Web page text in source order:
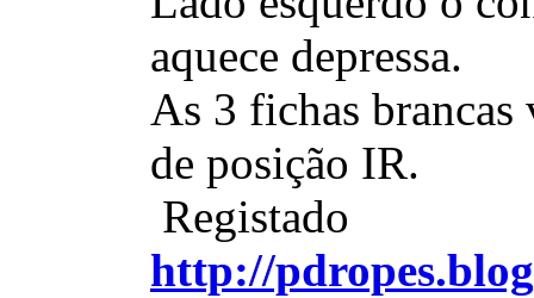
aquece depressa.
As 3 fichas
de posição IR.
Registado
http://